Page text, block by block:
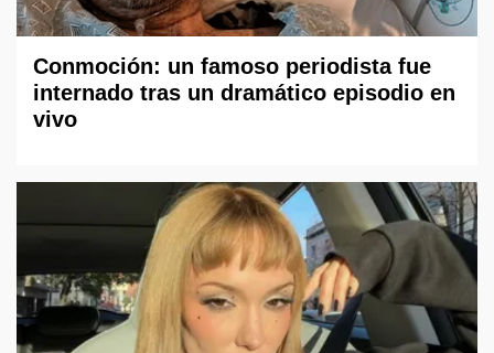
Conmoción: un famoso periodista fue
internado tras un dramático episodio en
vivo